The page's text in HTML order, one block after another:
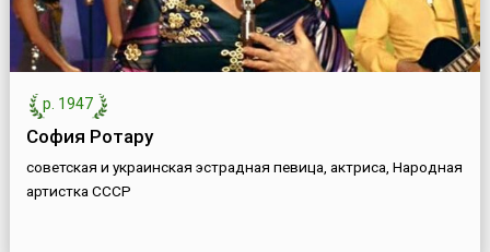
р. 1947
София Ротару
советская и украинская эстрадная певица, актриса, Народная
артистка СССР